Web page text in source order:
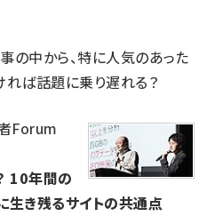
の中から、特に人気のあった
れば話題に乗り遅れる？
Forum
10年間の
生き残るサイトの共通点